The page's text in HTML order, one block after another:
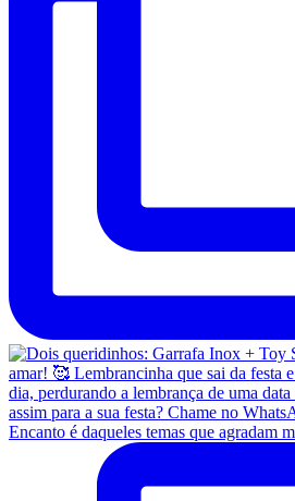
Encanto é daqueles temas que agradam